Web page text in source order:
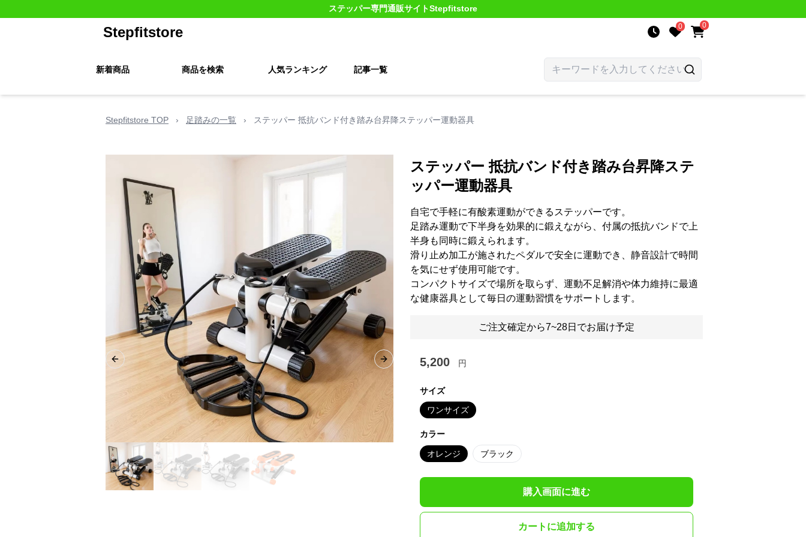
ステッパー専門通販サイトStepfitstore
Stepfitstore 0 0
新着商品 商品を検索 人気ランキング 記事一覧
Stepfitstore TOP › 足踏みの一覧 › ステッパー 抵抗バンド付き踏み台昇降ステッパー運動器具
Previous slide Next slide
ステッパー 抵抗バンド付き踏み台昇降ステ
ッパー運動器具
自宅で手軽に有酸素運動ができるステッパーです。
足踏み運動で下半身を効果的に鍛えながら、付属の抵抗バンドで上
半身も同時に鍛えられます。
滑り止め加工が施されたペダルで安全に運動でき、静音設計で時間
を気にせず使用可能です。
コンパクトサイズで場所を取らず、運動不足解消や体力維持に最適
な健康器具として毎日の運動習慣をサポートします。
ご注文確定から7~28日でお届け予定
5,200 円
サイズ
ワンサイズ
カラー
オレンジ ブラック
購入画面に進む
カートに追加する